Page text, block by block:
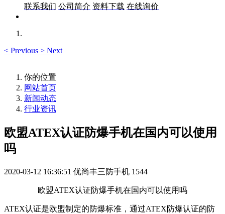
联系我们 公司简介 资料下载 在线询价
< Previous > Next
你的位置
网站首页
新闻动态
行业资讯
欧盟ATEX认证防爆手机在国内可以使用
吗
2020-03-12 16:36:51 优尚丰三防手机 1544
欧盟ATEX认证防爆手机在国内可以使用吗
ATEX认证是欧盟制定的防爆标准，通过ATEX防爆认证的防